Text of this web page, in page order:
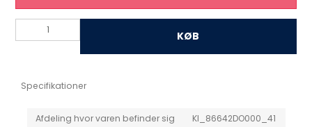
KØB
Specifikationer
Afdeling hvor varen befinder sig
KI_86642DO000_41